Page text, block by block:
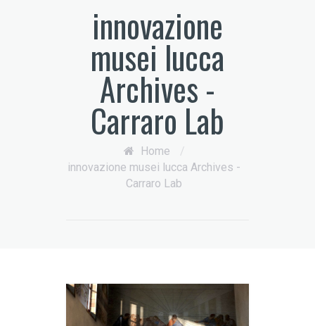
innovazione
musei lucca
Archives -
Carraro Lab
Home
/
innovazione musei lucca Archives -
Carraro Lab